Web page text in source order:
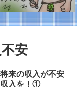
安
来の収入が不安
入を！①